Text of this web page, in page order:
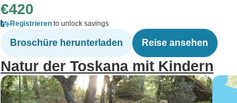
€420
Registrieren to unlock savings
Broschüre herunterladen Reise ansehen
Natur der Toskana mit Kindern